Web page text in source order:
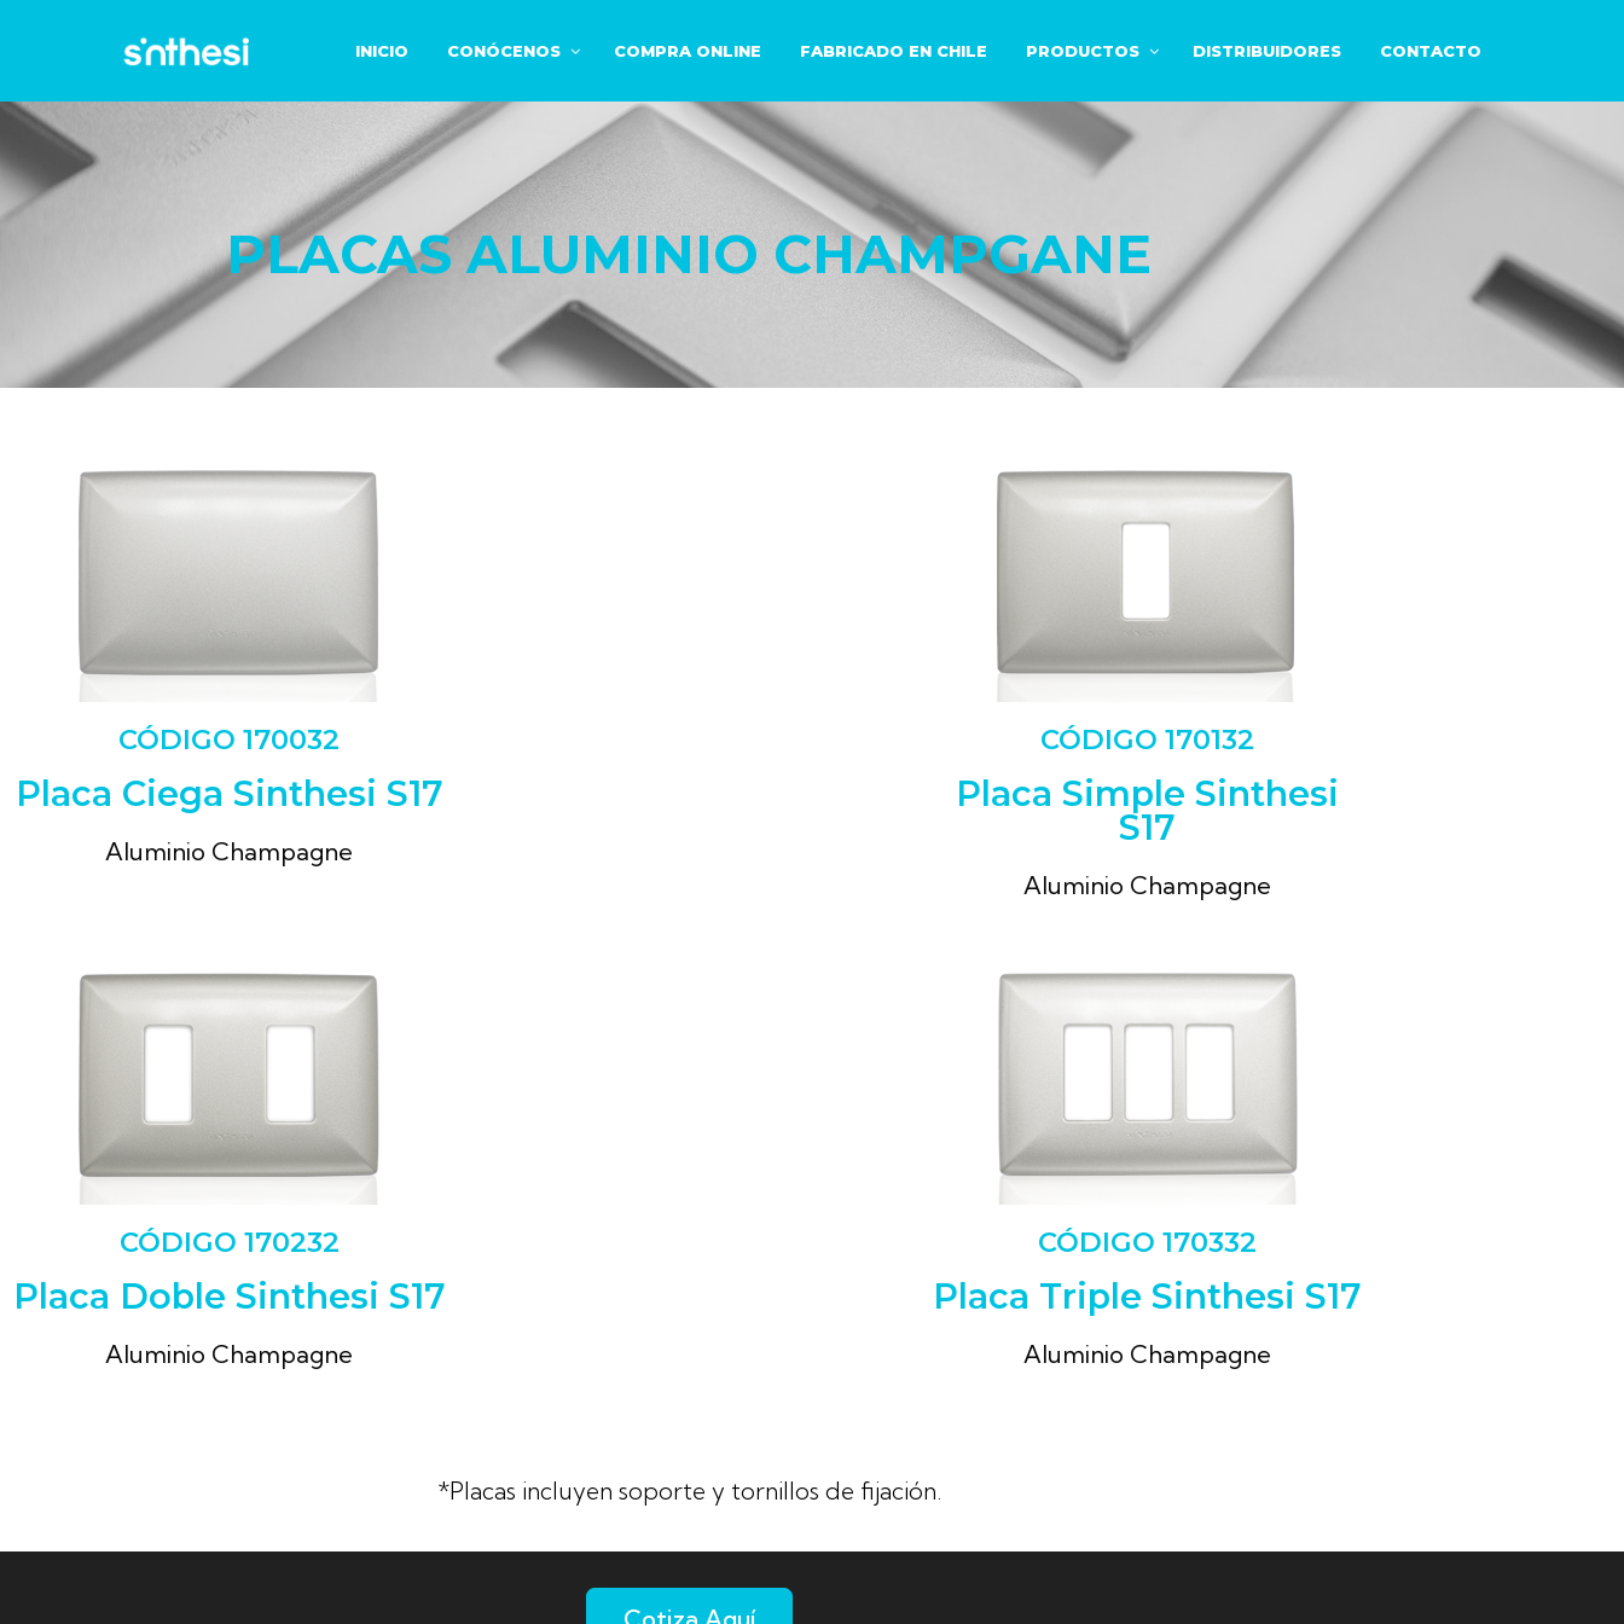
INICIO CONÓCENOS COMPRA ONLINE FABRICADO EN CHILE PRODUCTOS DISTRIBUIDORES CONTACTO
PLACAS ALUMINIO CHAMPGANE
CÓDIGO 170032
Placa Ciega Sinthesi S17
Aluminio Champagne
CÓDIGO 170132
Placa Simple Sinthesi
S17
Aluminio Champagne
CÓDIGO 170232
Placa Doble Sinthesi S17
Aluminio Champagne
CÓDIGO 170332
Placa Triple Sinthesi S17
Aluminio Champagne
*Placas incluyen soporte y tornillos de fijación.